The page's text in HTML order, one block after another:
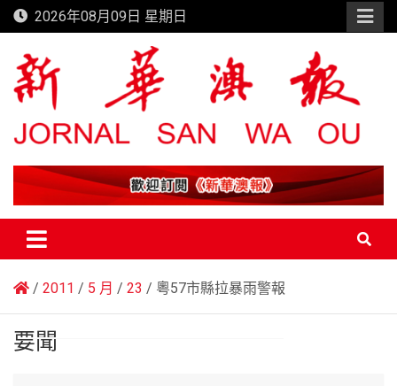
Skip
to
content
2026年08月09日 星期日
新華澳報
2011 5 月 23 粵57市縣拉暴雨警報
要聞